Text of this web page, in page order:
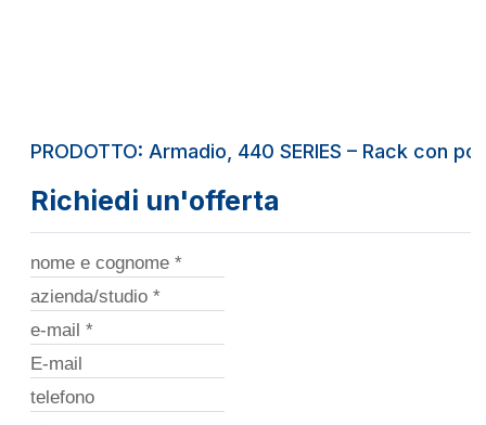
PRODOTTO: Armadio, 440 SERIES – Rack con
Richiedi un'offerta